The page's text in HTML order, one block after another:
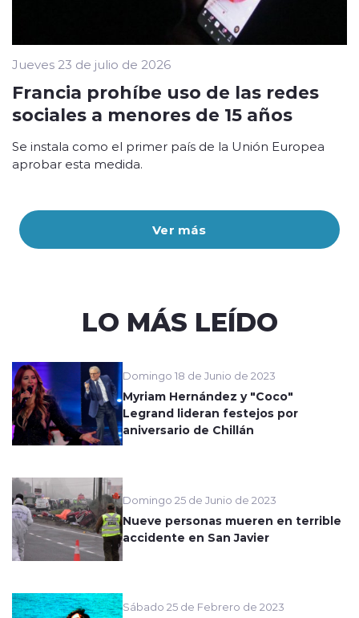
Ver más
Jueves 23 de julio de 2026
Francia prohíbe uso de las redes
sociales a menores de 15 años
Se instala como el primer país de la Unión Europea
aprobar esta medida.
LO MÁS LEÍDO
Domingo 18 de Junio de 2023
Myriam Hernández y "Coco"
Legrand lideran festejos por
aniversario de Chillán
Domingo 25 de Junio de 2023
Nueve personas mueren en terrible
accidente en San Javier
Sábado 25 de Febrero de 2023